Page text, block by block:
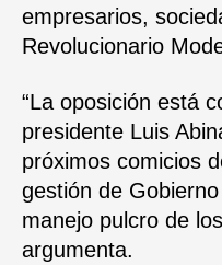
empresarios,
Revolucionario
“La oposición está
presidente Luis
próximos comicios
gestión de
manejo pulcro de
argumenta.